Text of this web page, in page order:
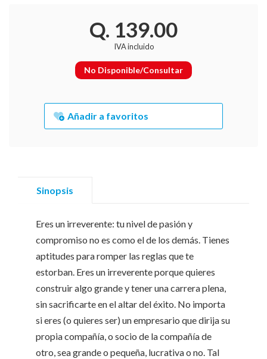
Q. 139.00
IVA incluido
No Disponible/Consultar
Añadir a favoritos
Sinopsis
Eres un irreverente: tu nivel de pasión y
compromiso no es como el de los demás. Tienes
aptitudes para romper las reglas que te
estorban. Eres un irreverente porque quieres
construir algo grande y tener una carrera plena,
sin sacrificarte en el altar del éxito. No importa
si eres (o quieres ser) un empresario que dirija su
propia compañía, o socio de la compañía de
otro, sea grande o pequeña, lucrativa o no. Tal